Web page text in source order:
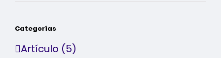
Categorías
Artículo (5)